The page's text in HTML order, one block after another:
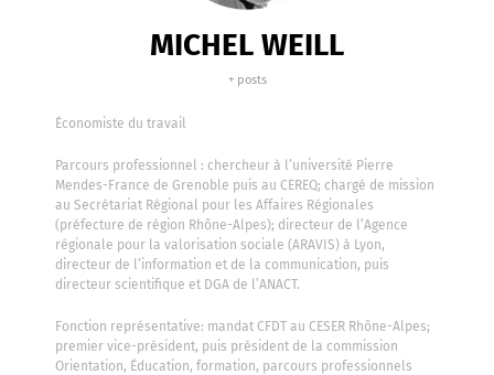
MICHEL WEILL
+ posts
Économiste du travail
Parcours professionnel : chercheur à l’université Pierre
Mendes-France de Grenoble puis au CEREQ; chargé de mission
au Secrétariat Régional pour les Affaires Régionales
(préfecture de région Rhône-Alpes); directeur de l’Agence
régionale pour la valorisation sociale (ARAVIS) à Lyon,
directeur de l’information et de la communication, puis
directeur scientifique et DGA de l’ANACT.
Fonction représentative: mandat CFDT au CESER Rhône-Alpes;
premier vice-président, puis président de la commission
Orientation, Éducation, formation, parcours professionnels